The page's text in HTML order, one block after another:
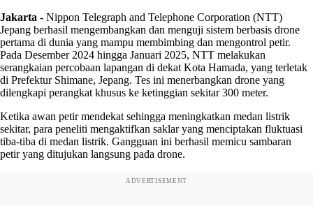
Jakarta - Nippon Telegraph and Telephone Corporation (NTT)
Jepang berhasil mengembangkan dan menguji sistem berbasis drone
pertama di dunia yang mampu membimbing dan mengontrol petir.
Pada Desember 2024 hingga Januari 2025, NTT melakukan
serangkaian percobaan lapangan di dekat Kota Hamada, yang terletak
di Prefektur Shimane, Jepang. Tes ini menerbangkan drone yang
dilengkapi perangkat khusus ke ketinggian sekitar 300 meter.
Ketika awan petir mendekat sehingga meningkatkan medan listrik
sekitar, para peneliti mengaktifkan saklar yang menciptakan fluktuasi
tiba-tiba di medan listrik. Gangguan ini berhasil memicu sambaran
petir yang ditujukan langsung pada drone.
ADVERTISEMENT